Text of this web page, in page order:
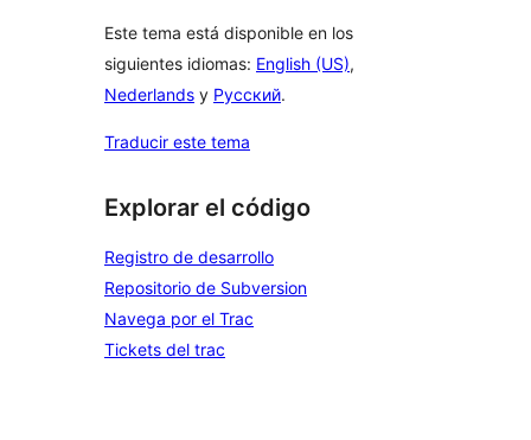
Este tema está disponible en los
siguientes idiomas: English (US),
Nederlands y Русский.
Traducir este tema
Explorar el código
Registro de desarrollo
Repositorio de Subversion
Navega por el Trac
Tickets del trac